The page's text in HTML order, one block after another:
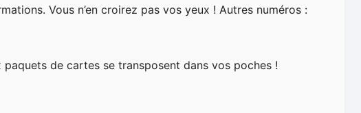
Vous n’en croirez pas vos yeux ! Autres numéros :
de cartes se transposent dans vos poches !